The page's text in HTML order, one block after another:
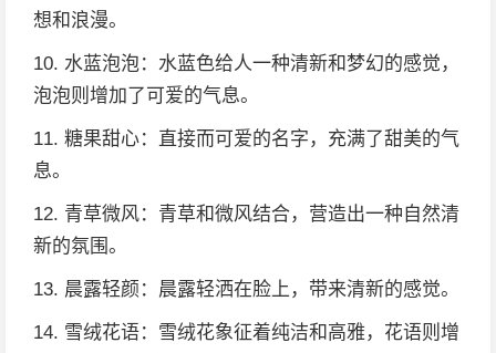
想和浪漫。
10. 水蓝泡泡：水蓝色给人一种清新和梦幻的感觉，
泡泡则增加了可爱的气息。
11. 糖果甜心：直接而可爱的名字，充满了甜美的气
息。
12. 青草微风：青草和微风结合，营造出一种自然清
新的氛围。
13. 晨露轻颜：晨露轻洒在脸上，带来清新的感觉。
14. 雪绒花语：雪绒花象征着纯洁和高雅，花语则增